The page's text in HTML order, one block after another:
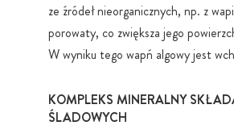
ze źródeł nieorganicznych, np. z
porowaty, co zwiększa jego
W wyniku tego wapń algowy jest
KOMPLEKS MINERALNY
ŚLADOWYCH